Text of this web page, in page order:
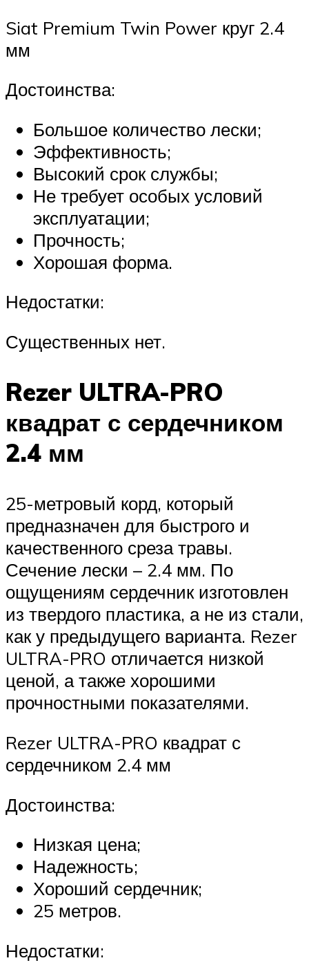
Siat Premium Twin Power круг 2.4
мм
Достоинства:
Большое количество лески;
Эффективность;
Высокий срок службы;
Не требует особых условий
эксплуатации;
Прочность;
Хорошая форма.
Недостатки:
Существенных нет.
Rezer ULTRA-PRO
квадрат с сердечником
2.4 мм
25-метровый корд, который
предназначен для быстрого и
качественного среза травы.
Сечение лески – 2.4 мм. По
ощущениям сердечник изготовлен
из твердого пластика, а не из стали,
как у предыдущего варианта. Rezer
ULTRA-PRO отличается низкой
ценой, а также хорошими
прочностными показателями.
Rezer ULTRA-PRO квадрат с
сердечником 2.4 мм
Достоинства:
Низкая цена;
Надежность;
Хороший сердечник;
25 метров.
Недостатки: